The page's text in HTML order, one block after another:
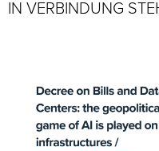
IN VERBINDUNG